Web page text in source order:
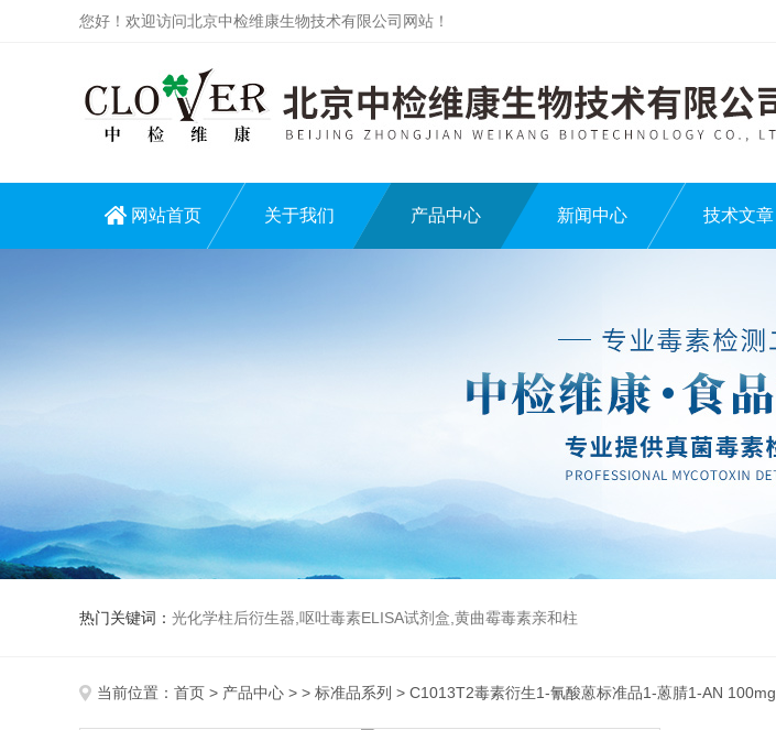
您好！欢迎访问北京中检维康生物技术有限公司网站！
网站首页 关于我们 产品中心 新闻中心 技术文章
热门关键词： 光化学柱后衍生器,呕吐毒素ELISA试剂盒,黄曲霉毒素亲和柱
当前位置： 首页 > 产品中心 > > 标准品系列 > C1013T2毒素衍生1-氰酸蒽标准品1-蒽腈1-AN 100mg